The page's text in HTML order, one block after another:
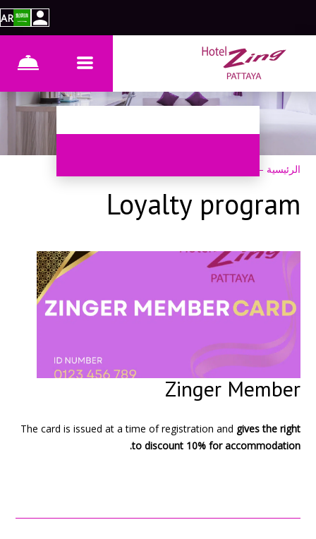
AR
الرئيسية –
Loyalty program
Zinger Member
The card is issued at a time of registration and gives the right
to discount 10% for accommodation.